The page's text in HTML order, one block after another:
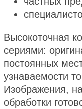
Высокоточная
сериями:
постоянных
узнаваемости
Изображения,
обработки